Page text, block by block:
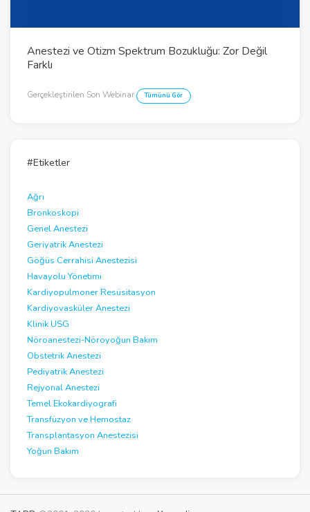
y
V
i
d
Anestezi ve Otizm Spektrum Bozukluğu: Zor Değil
Farklı
Gerçekleştirilen Son Webinar Tümünü Gör
#Etiketler
Ağrı
Bronkoskopi
Genel Anestezi
Geriyatrik Anestezi
Göğüs Cerrahisi Anestezisi
Havayolu Yönetimi
Kardiyopulmoner Resüsitasyon
Kardiyovasküler Anestezi
Klinik USG
Nöroanestezi-Nöroyoğun Bakım
Obstetrik Anestezi
Pediyatrik Anestezi
Rejyonal Anestezi
Temel Ekokardiyografi
Transfüzyon ve Hemostaz
Transplantasyon Anestezisi
Yoğun Bakım